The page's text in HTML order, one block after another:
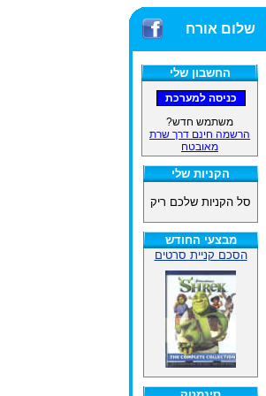
שלום אורח
החשבון שלי
משתמש חדש?
הרשמה חינם דרך שרת
מאובטח
הקניות שלי
סל הקניות שלכם ריק
מבצעי החודש
הסכם קניית סרטים